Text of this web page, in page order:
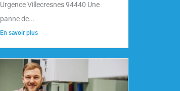
Urgence Villecresnes 94440 Une
panne de...
En savoir plus